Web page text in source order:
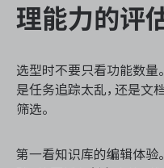
理能力的评
选型时不要只看功能数量
是任务追踪太乱，还是文
筛选。
第一看知识库的编辑体验